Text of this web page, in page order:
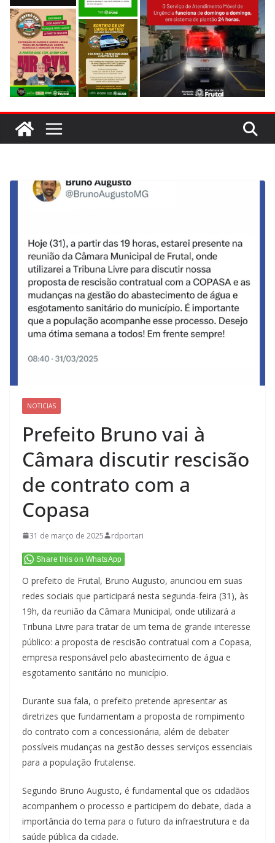
NOTICIAS
Prefeito Bruno vai à
Câmara discutir rescisão
de contrato com a
Copasa
31 de março de 2025 rdportari
Share this on WhatsApp
O prefeito de Frutal, Bruno Augusto, anunciou em suas
redes sociais que participará nesta segunda-feira (31), às
19h, da reunião da Câmara Municipal, onde utilizará a
Tribuna Livre para tratar de um tema de grande interesse
público: a proposta de rescisão contratual com a Copasa,
empresa responsável pelo abastecimento de água e
esgotamento sanitário no município.
Durante sua fala, o prefeito pretende apresentar as
diretrizes que fundamentam a proposta de rompimento
do contrato com a concessionária, além de debater
possíveis mudanças na gestão desses serviços essenciais
para a população frutalense.
Segundo Bruno Augusto, é fundamental que os cidadãos
acompanhem o processo e participem do debate, dada a
importância do tema para o futuro da infraestrutura e da
saúde pública da cidade.